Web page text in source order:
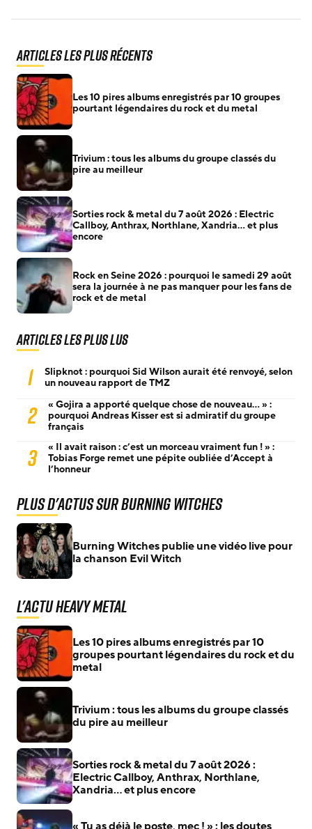
Articles les plus récents
Les 10 pires albums enregistrés par 10 groupes
pourtant légendaires du rock et du metal
Trivium : tous les albums du groupe classés du
pire au meilleur
Sorties rock & metal du 7 août 2026 : Electric
Callboy, Anthrax, Northlane, Xandria… et plus
encore
Rock en Seine 2026 : pourquoi le samedi 29 août
sera la journée à ne pas manquer pour les fans de
rock et de metal
Articles les plus lus
1
Slipknot : pourquoi Sid Wilson aurait été renvoyé, selon
un nouveau rapport de TMZ
2
« Gojira a apporté quelque chose de nouveau… » :
pourquoi Andreas Kisser est si admiratif du groupe
français
3
« Il avait raison : c’est un morceau vraiment fun ! » :
Tobias Forge remet une pépite oubliée d’Accept à
l’honneur
Plus d'actus sur Burning Witches
Burning Witches publie une vidéo live pour
la chanson Evil Witch
L'actu Heavy Metal
Les 10 pires albums enregistrés par 10
groupes pourtant légendaires du rock et du
metal
Trivium : tous les albums du groupe classés
du pire au meilleur
Sorties rock & metal du 7 août 2026 :
Electric Callboy, Anthrax, Northlane,
Xandria… et plus encore